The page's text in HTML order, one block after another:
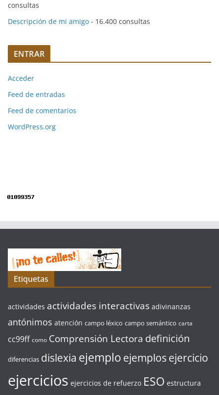
consultas
Descripción de mi amigo - 16.400 consultas
ENTRAR
Acceder
Feed de entradas
Feed de comentarios
WordPress.org
Etiquetas
actividades actividades interactivas adivinanzas
antónimos atención campo léxico campo semántico carta
cc99ff como Comprensión Lectora definición
diferencias dislexia ejemplo ejemplos ejercicio
ejercicios ejercicios de refuerzo ESO estructura